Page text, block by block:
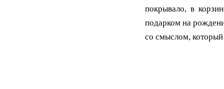
покрывало, в
подарком на
со смыслом,